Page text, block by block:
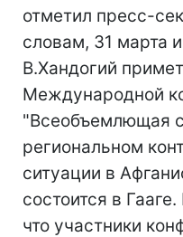
отметил пресс-
словам, 31 марта
В.Хандогий
Международной
"Всеобъемлющая
региональном
ситуации в
состоится в
что участники